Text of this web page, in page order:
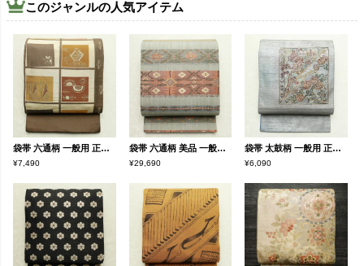
このジャンルの人気アイテム
袋帯 六通柄 一般用 正絹 幾何学柄・抽象柄 帯 茶
¥7,490
袋帯 六通柄 美品 一般用 正絹 縞柄・線柄 帯 緑・うぐいす色
¥29,690
袋帯 太鼓柄 一般用 正絹 木の葉・植物柄 箔 刺繍 グレー
¥6,090